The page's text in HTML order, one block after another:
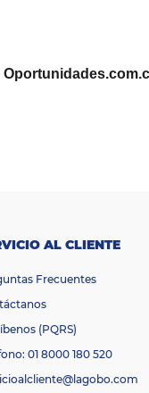
AL CLIENTE
Frecuentes
(PQRS)
01 8000 180 520